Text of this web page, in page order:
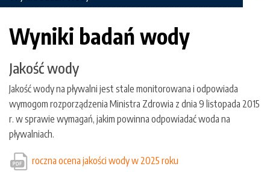
Wyniki badań wody
Jakość wody
Jakość wody na pływalni jest stale monitorowana i odpowiada
wymogom rozporządzenia Ministra Zdrowia z dnia 9 listopada 2015
r. w sprawie wymagań, jakim powinna odpowiadać woda na
pływalniach.
roczna ocena jakości wody w 2025 roku